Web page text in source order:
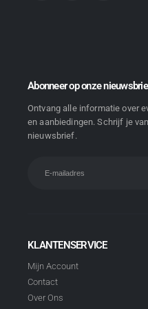
Abonneer op onze
Ontvang alle informatie over
en aanbiedingen. Schrijf je
nieuwsbrief.
KLANTENSERVICE
Mijn Account
Contact
Over Ons